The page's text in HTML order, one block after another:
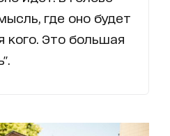
где оно будет
кого. Это большая